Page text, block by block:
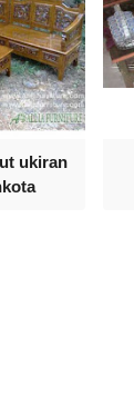
ukiran